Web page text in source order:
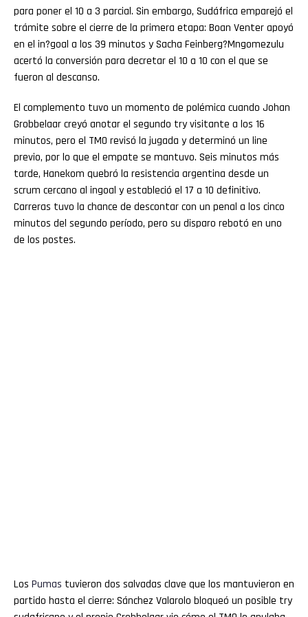
para poner el 10 a 3 parcial. Sin embargo, Sudáfrica emparejó el
trámite sobre el cierre de la primera etapa: Boan Venter apoyó
en el in?goal a los 39 minutos y Sacha Feinberg?Mngomezulu
acertó la conversión para decretar el 10 a 10 con el que se
fueron al descanso.
El complemento tuvo un momento de polémica cuando Johan
Grobbelaar creyó anotar el segundo try visitante a los 16
minutos, pero el TMO revisó la jugada y determinó un line
previo, por lo que el empate se mantuvo. Seis minutos más
tarde, Hanekom quebró la resistencia argentina desde un
scrum cercano al ingoal y estableció el 17 a 10 definitivo.
Carreras tuvo la chance de descontar con un penal a los cinco
minutos del segundo período, pero su disparo rebotó en uno
de los postes.
Los Pumas tuvieron dos salvadas clave que los mantuvieron en
partido hasta el cierre: Sánchez Valarolo bloqueó un posible try